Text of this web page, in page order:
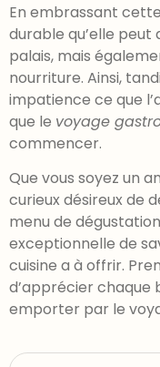
En embrassant
durable qu’elle
palais, mais
nourriture. Ainsi,
impatience ce que
que le voyage
commencer.
Que vous soyez un
curieux désireux de
menu de
exceptionnelle de
cuisine a à offrir.
d’apprécier chaque
emporter par le